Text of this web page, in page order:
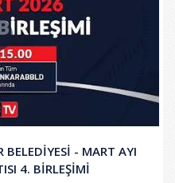
BELEDİYESİ - MART AYI
4. BİRLEŞİMİ